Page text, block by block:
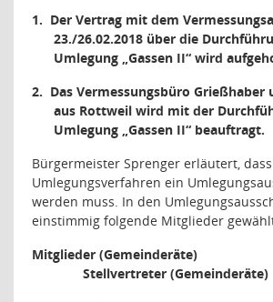
1. Der Vertrag mit dem
23./26.02.2018 über die
Umlegung „Gassen II“ wird
2. Das Vermessungsbüro Grießhaber
aus Rottweil wird mit der
Umlegung „Gassen II“ beauftragt.
Bürgermeister Sprenger erläutert,
Umlegungsverfahren ein
werden muss. In den
einstimmig folgende Mitglieder
Mitglieder (Gemeinderäte)
Stellvertreter (Gemeinderäte)